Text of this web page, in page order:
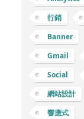
網站設計：
的網站設計
行動優化：
行，尤其是
驗。 優質
置部落格或
文章、指南
行銷
Banner
Gmail
Social
網站設計
響應式